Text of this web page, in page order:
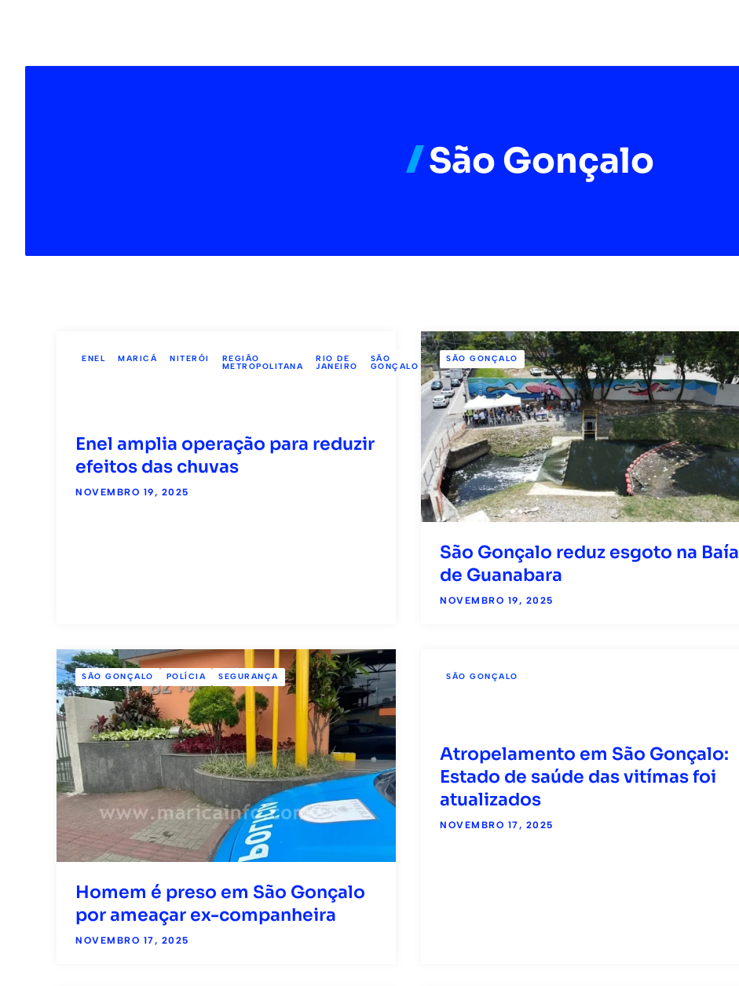
São Gonçalo
ENEL MARICÁ NITERÓI REGIÃO
METROPOLITANA
RIO DE
JANEIRO
SÃO
GONÇALO
VERÃO
2025
Enel amplia operação para reduzir
efeitos das chuvas
NOVEMBRO 19, 2025
SÃO GONÇALO
São Gonçalo reduz esgoto na Baía
de Guanabara
NOVEMBRO 19, 2025
SÃO GONÇALO POLÍCIA SEGURANÇA
Homem é preso em São Gonçalo
por ameaçar ex-companheira
NOVEMBRO 17, 2025
SÃO GONÇALO
Atropelamento em São Gonçalo:
Estado de saúde das vitímas foi
atualizados
NOVEMBRO 17, 2025